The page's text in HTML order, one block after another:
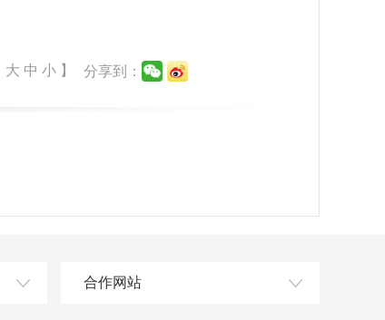
大 中 小 】 分享到：
合作网站